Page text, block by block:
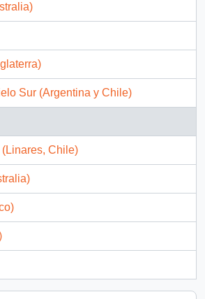
Sur (Argentina y Chile)
Chile)